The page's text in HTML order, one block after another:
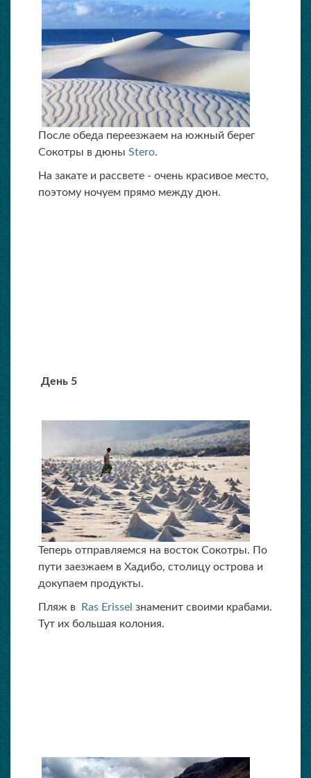
После обеда переезжаем на южный берег
Сокотры в дюны Stero.
На закате и рассвете - очень красивое место,
поэтому ночуем прямо между дюн.
День 5
Теперь отправляемся на восток Сокотры. По
пути заезжаем в Хадибо, столицу острова и
докупаем продукты.
Пляж в Ras Erissel знаменит своими крабами.
Тут их большая колония.